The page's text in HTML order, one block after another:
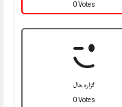
0 Votes
ګزاره حال
0 Votes